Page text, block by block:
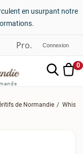
en usurpant notre
Connexion
0
de Normandie